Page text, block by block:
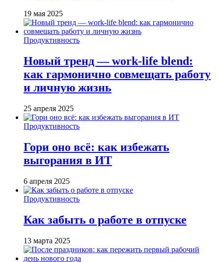
19 мая 2025
Продуктивность
Новый тренд — work-life blend:
как гармонично совмещать работу
и личную жизнь
25 апреля 2025
Продуктивность
Гори оно всё: как избежать
выгорания в ИТ
6 апреля 2025
Продуктивность
Как забыть о работе в отпуске
13 марта 2025